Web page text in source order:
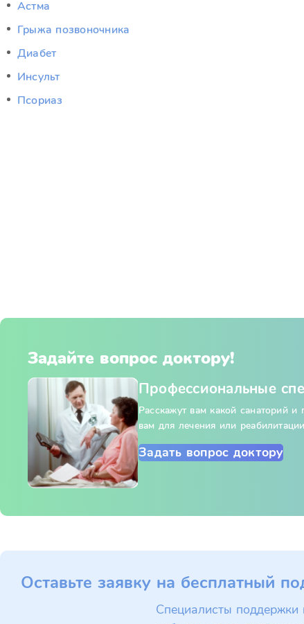
Астма
Грыжа позвоночника
Диабет
Инсульт
Псориаз
Задайте вопрос доктору!
Профессиональные
Расскажут вам какой санаторий
вам для лечения или реабилитации
Задать вопрос доктору
Оставьте заявку на бесплатный
Специалисты поддержки